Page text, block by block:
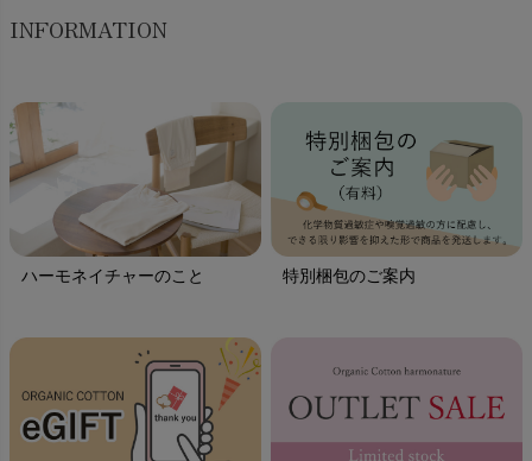
INFORMATION
ハーモネイチャーのこと 特別梱包のご案内